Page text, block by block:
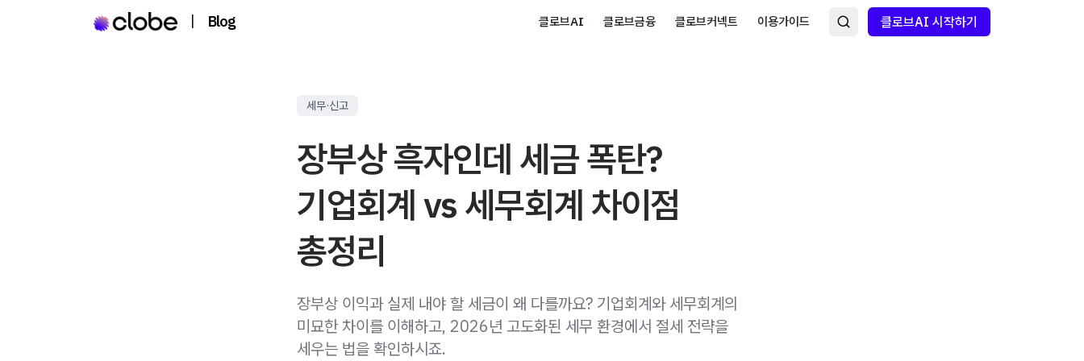
| Blog 클로브AI 클로브금융 클로브커넥트 이용가이드 클로브AI 시작하기
세무·신고
장부상 흑자인데 세금 폭탄?
기업회계 vs 세무회계 차이점
총정리
장부상 이익과 실제 내야 할 세금이 왜 다를까요? 기업회계와 세무회계의
미묘한 차이를 이해하고, 2026년 고도화된 세무 환경에서 절세 전략을
세우는 법을 확인하시죠.